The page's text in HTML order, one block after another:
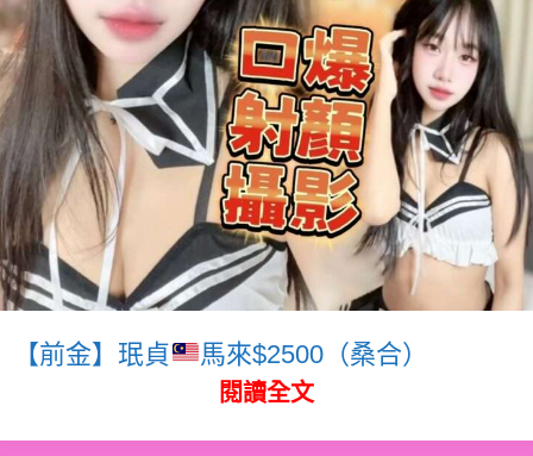
【前金】珉貞 馬來$2500（桑合）
閱讀全文